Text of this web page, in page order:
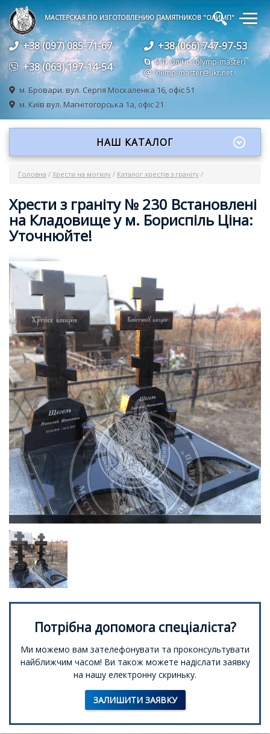
🔍
МАСТЕРСКАЯ ПО ИЗГОТОВЛЕНИЮ ПАМЯТНИКОВ "ОЛИМП"
+38 (097) 085-71-67
+38 (063) 197-14-54
+38 (066) 747-97-53
М.П.Олімп (olymp-master)
olimp-master@ukr.net
м. Бровари. вул. Сергія Москаленка 16, офіс 51
м. Київ вул. Магнітогорська 1а, офіс 21
Головна / Хрести на могилу / Каталог хрестів з граніту /
Хрести з граніту № 230 Встановлені
на Кладовище у м. Бориспіль Ціна:
Уточнюйте!
Потрібна допомога спеціаліста?
Ми можемо вам зателефонувати та проконсультувати
найближчим часом! Ви також можете надіслати заявку
на нашу електронну скриньку.
ЗАЛИШИТИ ЗАЯВКУ
НАШ КАТАЛОГ